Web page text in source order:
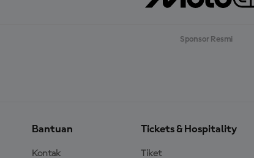
Sponsor Resmi
Bantuan
Kontak
Tickets & Hospitality
Tiket